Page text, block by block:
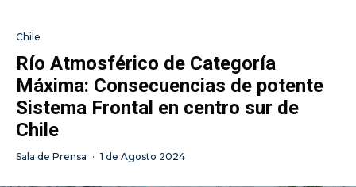
Chile
Río Atmosférico de Categoría
Máxima: Consecuencias de potente
Sistema Frontal en centro sur de
Chile
Sala de Prensa · 1 de Agosto 2024